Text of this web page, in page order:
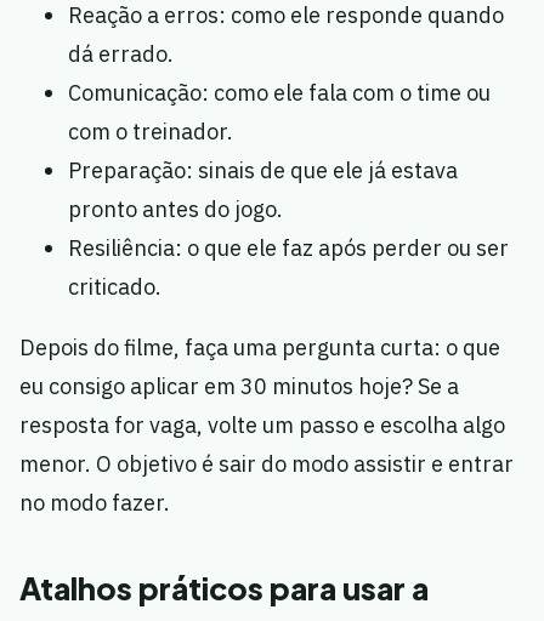
Reação a erros: como ele responde quando
dá errado.
Comunicação: como ele fala com o time ou
com o treinador.
Preparação: sinais de que ele já estava
pronto antes do jogo.
Resiliência: o que ele faz após perder ou ser
criticado.
Depois do filme, faça uma pergunta curta: o que
eu consigo aplicar em 30 minutos hoje? Se a
resposta for vaga, volte um passo e escolha algo
menor. O objetivo é sair do modo assistir e entrar
no modo fazer.
Atalhos práticos para usar a